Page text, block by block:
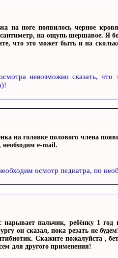
на ноге появилось черное
на ощупь шершавое. Я
что это может быть и на
невозможно сказать,
на головке полового члена
e-mail.
осмотр педиатра, по
нарывает пальчик, ребёнку 1
он сказал, пока резать не
Скажите пожалуйста ,
для другого применения!